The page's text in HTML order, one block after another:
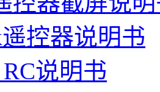
控器说明书
说明书